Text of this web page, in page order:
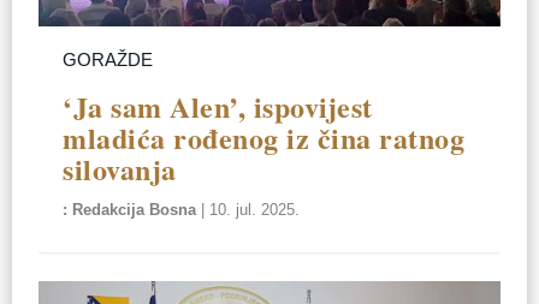
GORAŽDE
‘Ja sam Alen’, ispovijest
mladića rođenog iz čina ratnog
silovanja
Redakcija Bosna| 10. jul. 2025.